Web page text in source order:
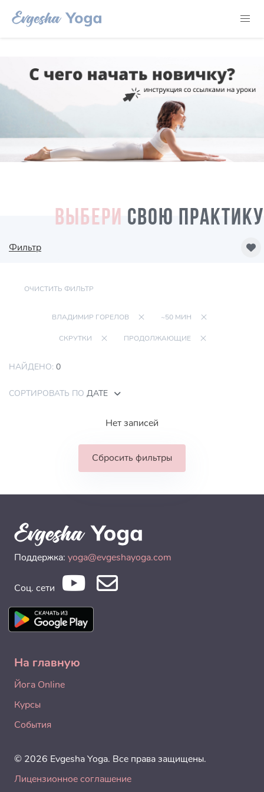
ВЫБЕРИ СВОЮ ПРАКТИКУ
Фильтр
ОЧИСТИТЬ ФИЛЬТР
ВЛАДИМИР ГОРЕЛОВ ~50 МИН
СКРУТКИ ПРОДОЛЖАЮЩИЕ
НАЙДЕНО: 0
СОРТИРОВАТЬ ПО ДАТЕ
Нет записей
Сбросить фильтры
Поддержка: yoga@evgeshayoga.com
Соц. сети
На главную
Йога Online
Курсы
События
© 2026 Evgesha Yoga. Все права защищены.
Лицензионное соглашение